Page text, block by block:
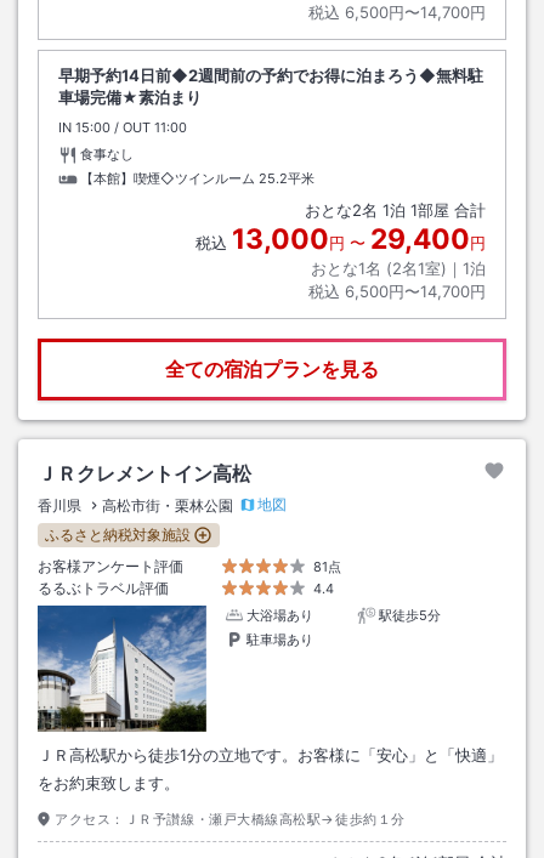
税込 6,500円〜14,700円
早期予約14日前◆2週間前の予約でお得に泊まろう◆無料駐
車場完備★素泊まり
IN チェックイン
15:00 / OUT チェックアウト
11:00
食事なし
【本館】喫煙◇ツインルーム 25.2平米
おとな2名 1泊 1部屋 合計
税込 13,000円 〜 29,400円
おとな1名 (2名1室)｜ 1泊
税込 6,500円〜14,700円
全ての宿泊プランを見る
ＪＲクレメントイン高松
香川県 高松市街・栗林公園
地図
ふるさと納税対象施設
お客様アンケート評価
81点
るるぶトラベル評価
4.4
大浴場あり
駅徒歩5分
駐車場あり
ＪＲ高松駅から徒歩1分の立地です。お客様に「安心」と「快適」
をお約束致します。
アクセス： ＪＲ予讃線・瀬戸大橋線高松駅→徒歩約１分